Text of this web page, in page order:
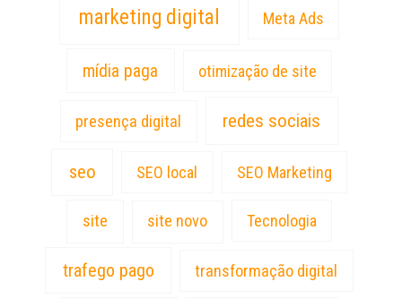
marketing digital Meta Ads
mídia paga otimização de site
presença digital redes sociais
seo SEO local SEO Marketing
site site novo Tecnologia
trafego pago transformação digital